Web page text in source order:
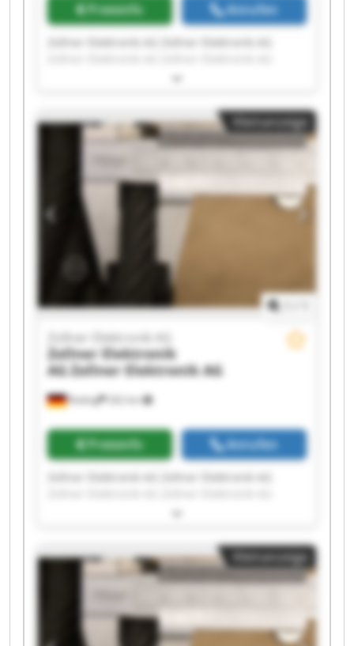
Preisinfo Anrufen
Zollner Elektronik AG Zollner Elektronik AG
Zollner Elektronik AG Zollner Elektronik AG
Zollner Elektronik AG Zollner Elektronik AG
Zollner Elektronik AG Zollner Elektronik AG
Zollner Elektronik AG Zollner Elektronik AG
Zollner Elektronik AG Zollner Elektronik AG
Zollner Elektronik AG Zollner Elektronik AG
Kleinanzeige
Roding 262 km
Zollner Elektronik AG
Zollner Elektronik
AG Zollner Elektronik AG
Preisinfo Anrufen
Zollner Elektronik AG Zollner Elektronik AG
Zollner Elektronik AG Zollner Elektronik AG
Zollner Elektronik AG Zollner Elektronik AG
Zollner Elektronik AG Zollner Elektronik AG
Zollner Elektronik AG Zollner Elektronik AG
Zollner Elektronik AG Zollner Elektronik AG
Zollner Elektronik AG Zollner Elektronik AG
Kleinanzeige